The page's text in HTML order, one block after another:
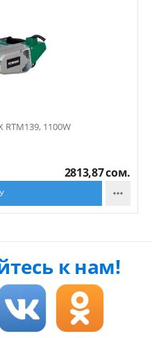
RTM139, 1100W
2813,87сом.

к нам!